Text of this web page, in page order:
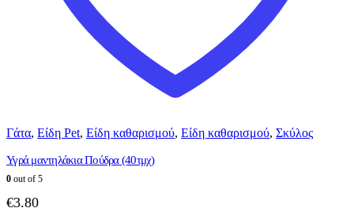
Γάτα, Είδη Pet, Είδη καθαρισμού, Είδη καθαρισμού, Σκύλος
Υγρά μαντηλάκια Πούδρα (40τμχ)
0 out of 5
€3.80